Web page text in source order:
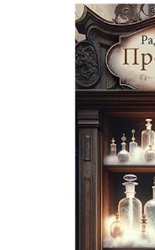
О књизи ће поред
КРУЛАНОВИЋ,